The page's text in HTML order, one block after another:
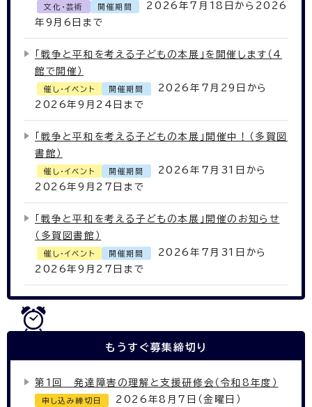
文化・芸術 開催期間
2026年7月18日から2026
年9月6日まで
「戦争と平和を考える子どもの本展」を開催します（4
館で開催）
催し・イベント 開催期間
2026年7月29日から
2026年9月24日まで
「戦争と平和を考える子どもの本展」開催中！（多賀図
書館）
催し・イベント 開催期間
2026年7月31日から
2026年9月27日まで
「戦争と平和を考える子どもの本展」開催のお知らせ
（多賀図書館）
催し・イベント 開催期間
2026年7月31日から
2026年9月27日まで
もうすぐ募集締切り
第1回 発達障害の理解と支援研修会（令和8年度）
申し込み締切日 2026年8月7日（金曜日）